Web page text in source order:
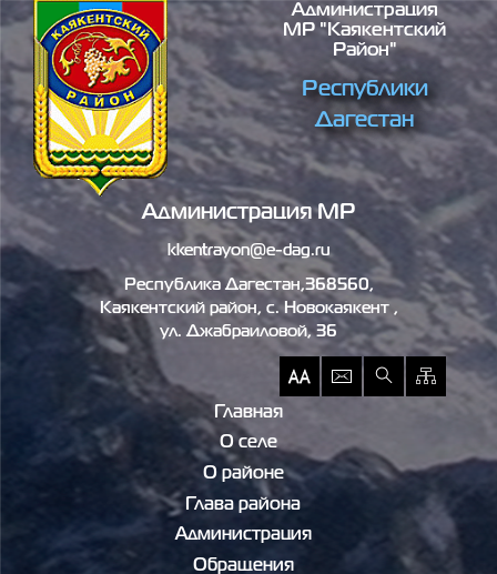
Перейти к основному содержаниюАдминистрация
МР "Каякентский
Район"
Республики
Дагестан
Администрация МР
kkentrayon@e-dag.ru
Республика Дагестан,368560,
Каякентский район, c. Новокаякент ,
ул. Джабраиловой, 36
Главная
О селе
О районе
Глава района
Администрация
Обращения